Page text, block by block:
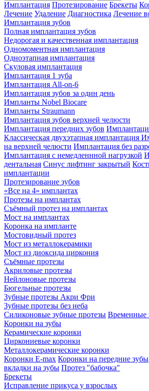
Имплантация Протезирование Брекеты
Лечение Удаление Диагностика Лечение
Имплантация зубов
Полная имплантация зубов
Недорогая и качественная имплантация
Одномоментная имплантация
Одноэтапная имплантация
Скуловая имплантация
Имплантация 1 зуба
Имплантация All-on-6
Имплантация зубов за один день
Импланты Nobel Biocare
Импланты Straumann
Имплантация зубов верхней челюсти
Имплантация передних зубов
Классическая двухэтапная имплантация
на верхней челюсти Имплантация без
Имплантация с немедленнной нагрузкой
дентальная Синус лифтинг закрытый
имплантации
Протезирование зубов
«Все на 4» имплантах
Протезы на имплантах
Съёмный протез на имплантах
Мост на имплантах
Коронка на импланте
Мостовидный протез
Мост из металлокерамики
Мост из диоксида циркония
Съёмные протезы
Акриловые протезы
Нейлоновые протезы
Бюгельные протезы
Зубные протезы Акри Фри
Зубные протезы без неба
Силиконовые зубные протезы Временные
Коронки на зубы
Керамические коронки
Циркониевые коронки
Металлокерамические коронки
Коронки E-max Коронки на передние зубы
вкладки на зубы Протез "бабочка"
Брекеты
Исправление прикуса у взрослых